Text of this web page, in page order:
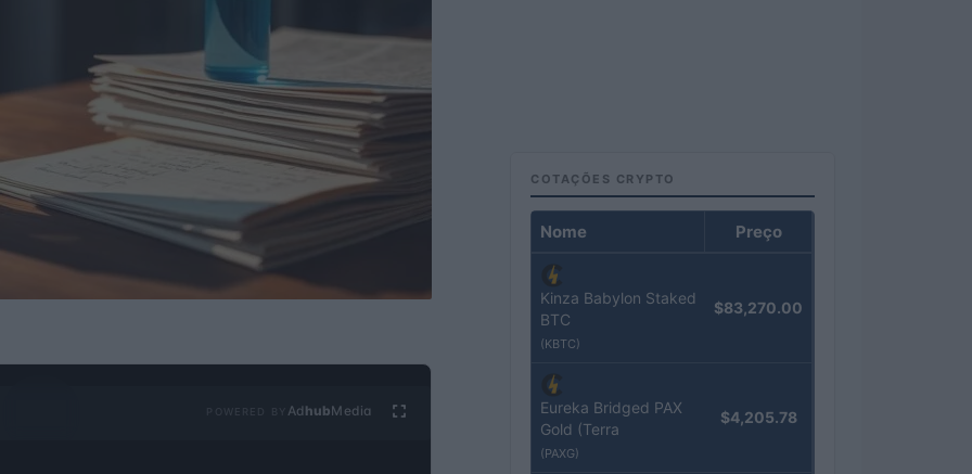
Ad hubMedia
COTAÇÕES CRYPTO
Nome Preço
Kinza Babylon Staked
BTC
(KBTC)
$83,270.00
Eureka Bridged PAX
Gold (Terra
(PAXG)
$4,205.78